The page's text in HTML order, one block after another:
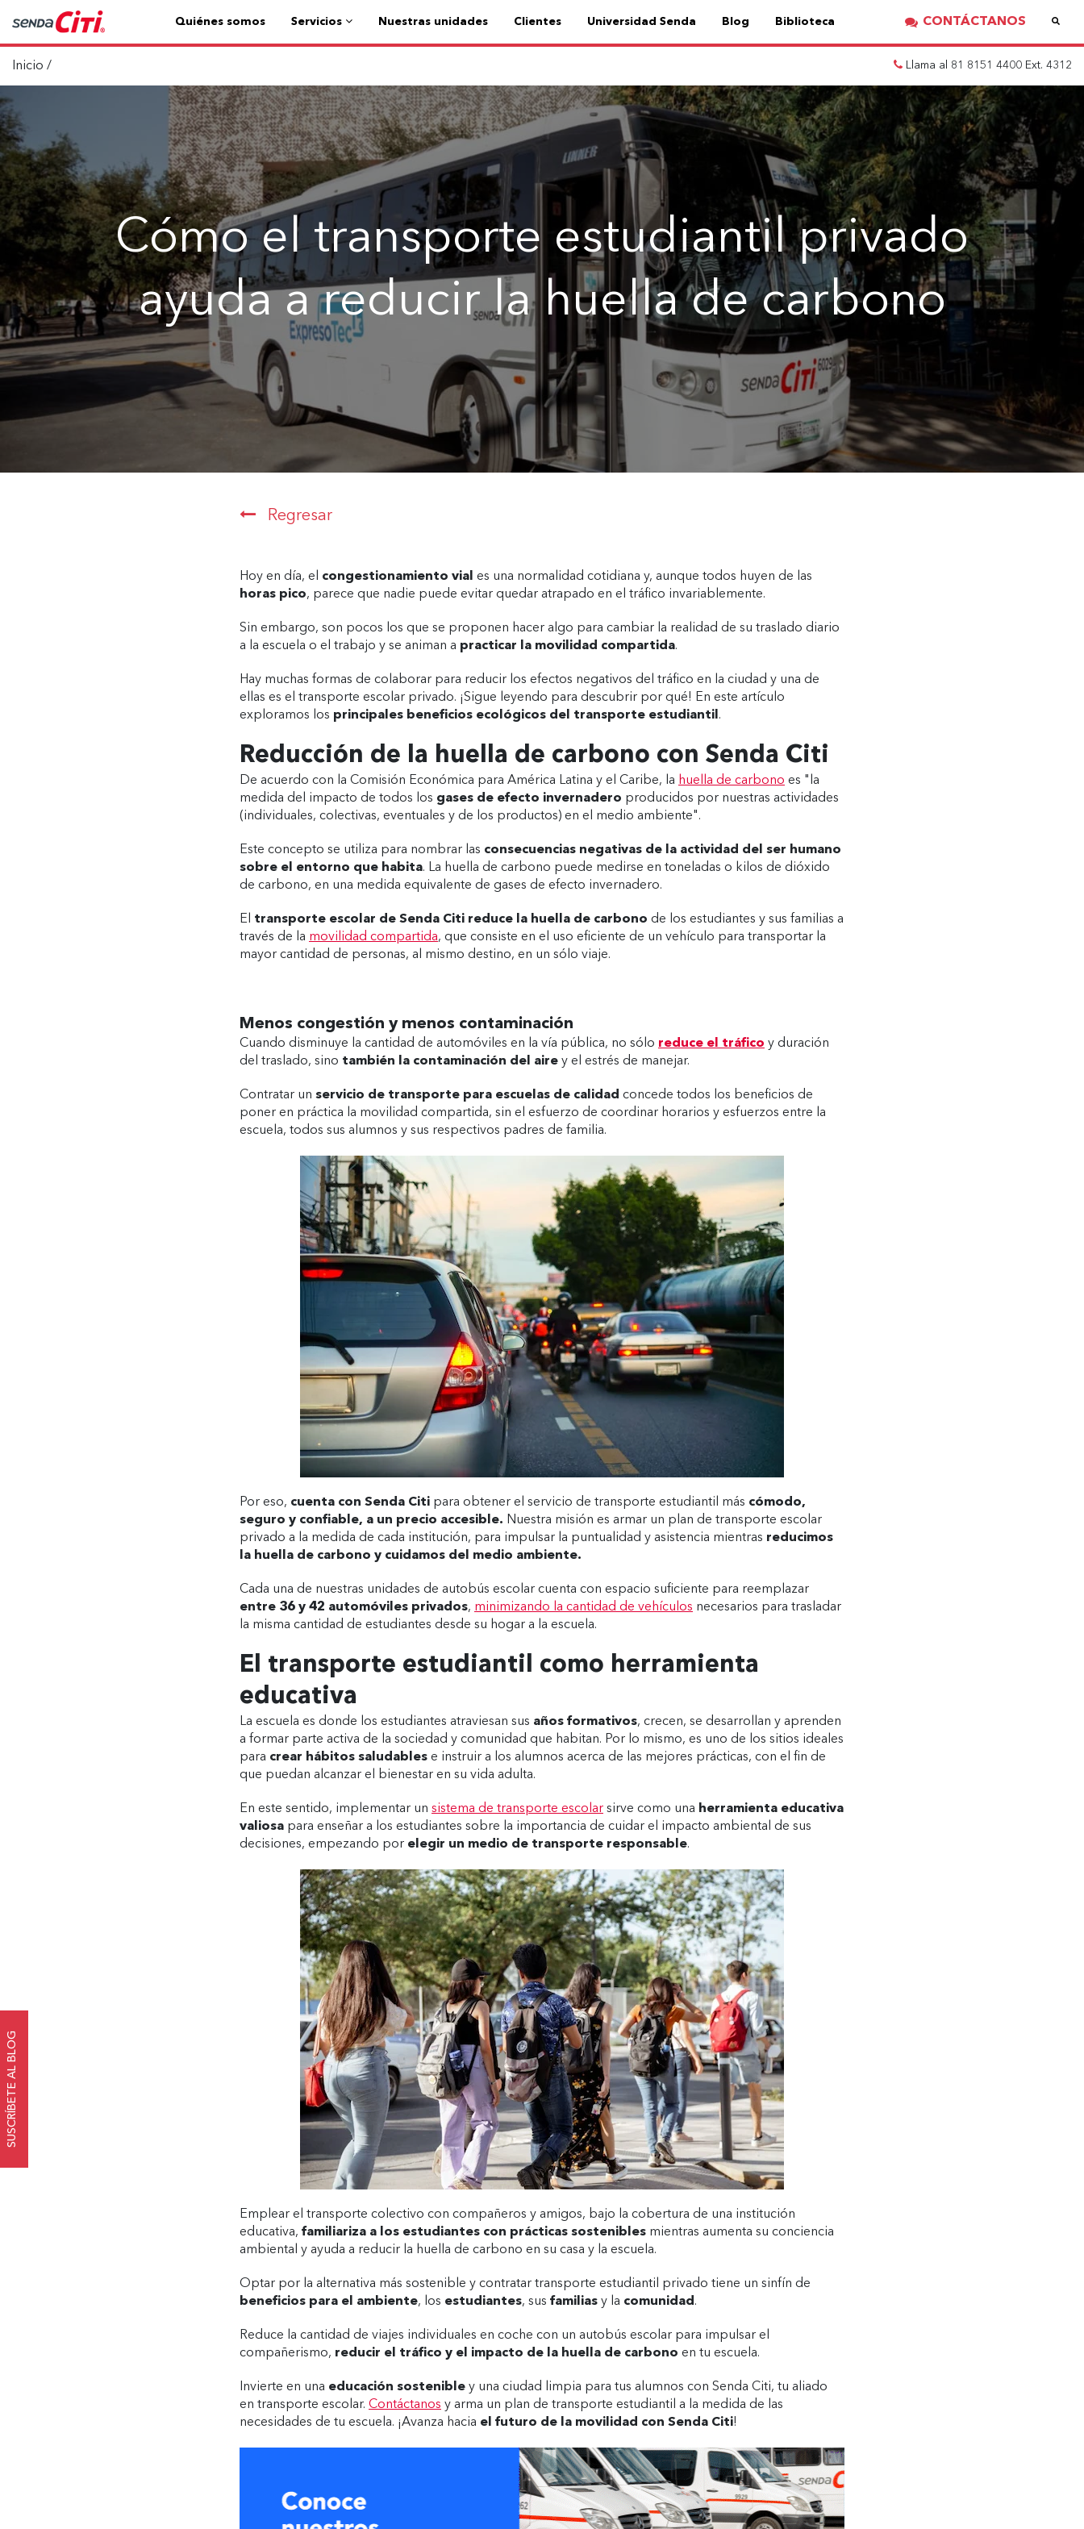
SUSCRÍBETE AL BLOG
Quiénes somos Servicios Nuestras unidades Clientes Universidad Senda Blog Biblioteca CONTÁCTANOS
Inicio / Llama al 81 8151 4400 Ext. 4312
Cómo el transporte estudiantil privado
ayuda a reducir la huella de carbono
Regresar
Hoy en día, el congestionamiento vial es una normalidad cotidiana y, aunque todos huyen de las
horas pico, parece que nadie puede evitar quedar atrapado en el tráfico invariablemente.
Sin embargo, son pocos los que se proponen hacer algo para cambiar la realidad de su traslado diario
a la escuela o el trabajo y se animan a practicar la movilidad compartida.
Hay muchas formas de colaborar para reducir los efectos negativos del tráfico en la ciudad y una de
ellas es el transporte escolar privado. ¡Sigue leyendo para descubrir por qué! En este artículo
exploramos los principales beneficios ecológicos del transporte estudiantil .
Reducción de la huella de carbono con Senda Citi
De acuerdo con la Comisión Económica para América Latina y el Caribe, la huella de carbono es "la
medida del impacto de todos los gases de efecto invernadero producidos por nuestras actividades
(individuales, colectivas, eventuales y de los productos) en el medio ambiente".
Este concepto se utiliza para nombrar las consecuencias negativas de la actividad del ser humano
sobre el entorno que habita. La huella de carbono puede medirse en toneladas o kilos de dióxido
de carbono, en una medida equivalente de gases de efecto invernadero.
El transporte escolar de Senda Citi reduce la huella de carbono de los estudiantes y sus familias a
través de la movilidad compartida, que consiste en el uso eficiente de un vehículo para transportar la
mayor cantidad de personas, al mismo destino, en un sólo viaje.
Menos congestión y menos contaminación
Cuando disminuye la cantidad de automóviles en la vía pública, no sólo reduce el tráfico y duración
del traslado, sino también la contaminación del aire y el estrés de manejar.
Contratar un servicio de transporte para escuelas de calidad concede todos los beneficios de
poner en práctica la movilidad compartida, sin el esfuerzo de coordinar horarios y esfuerzos entre la
escuela, todos sus alumnos y sus respectivos padres de familia.
Por eso, cuenta con Senda Citi para obtener el servicio de transporte estudiantil más cómodo,
seguro y confiable, a un precio accesible. Nuestra misión es armar un plan de transporte escolar
privado a la medida de cada institución, para impulsar la puntualidad y asistencia mientras reducimos
la huella de carbono y cuidamos del medio ambiente.
Cada una de nuestras unidades de autobús escolar cuenta con espacio suficiente para reemplazar
entre 36 y 42 automóviles privados, minimizando la cantidad de vehículos necesarios para trasladar
la misma cantidad de estudiantes desde su hogar a la escuela.
El transporte estudiantil como herramienta
educativa
La escuela es donde los estudiantes atraviesan sus años formativos, crecen, se desarrollan y aprenden
a formar parte activa de la sociedad y comunidad que habitan. Por lo mismo, es uno de los sitios ideales
para crear hábitos saludables e instruir a los alumnos acerca de las mejores prácticas, con el fin de
que puedan alcanzar el bienestar en su vida adulta.
En este sentido, implementar un sistema de transporte escolar sirve como una herramienta educativa
valiosa para enseñar a los estudiantes sobre la importancia de cuidar el impacto ambiental de sus
decisiones, empezando por elegir un medio de transporte responsable.
Emplear el transporte colectivo con compañeros y amigos, bajo la cobertura de una institución
educativa, familiariza a los estudiantes con prácticas sostenibles mientras aumenta su conciencia
ambiental y ayuda a reducir la huella de carbono en su casa y la escuela.
Optar por la alternativa más sostenible y contratar transporte estudiantil privado tiene un sinfín de
beneficios para el ambiente, los estudiantes, sus familias y la comunidad .
Reduce la cantidad de viajes individuales en coche con un autobús escolar para impulsar el
compañerismo, reducir el tráfico y el impacto de la huella de carbono en tu escuela.
Invierte en una educación sostenible y una ciudad limpia para tus alumnos con Senda Citi, tu aliado
en transporte escolar. Contáctanos y arma un plan de transporte estudiantil a la medida de las
necesidades de tu escuela. ¡Avanza hacia el futuro de la movilidad con Senda Citi!